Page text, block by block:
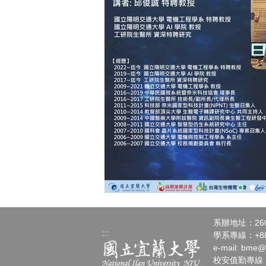
:::
系辦地址：
學系專線：
e-mail:
校安值勤專